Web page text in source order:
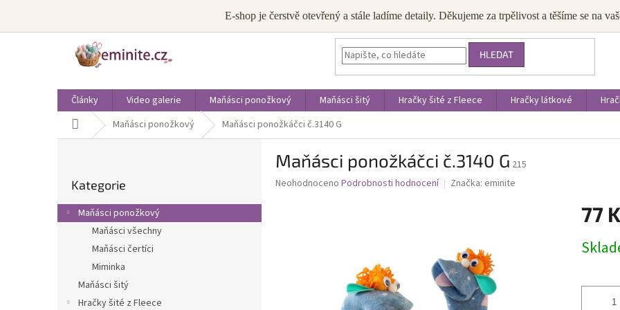
E-shop je čerstvě otevřený a stále ladíme detaily. Děkujeme za trpělivost a těšíme se na
obsah
JAK NAKUPOVAT OBCHODNÍ PODMÍNKY PODMÍNKY OCHRANY
HLEDAT
Články Video galerie Maňásci ponožkový Maňásci šitý Hračky šité z Fleece Hračky látkové
Domů Maňásci ponožkový Maňásci ponožkáčci č.3140 G
r
a
kategorie
Kategorie
Maňásci ponožkový
Maňásci všechny
Maňásci čertíci
Miminka
Maňásci šitý
Hračky šité z Fleece
Maňásci ponožkáčci č.3140 G 215
Průměrné
Neohodnoceno Podrobnosti hodnocení Značka: eminite
77
cena: